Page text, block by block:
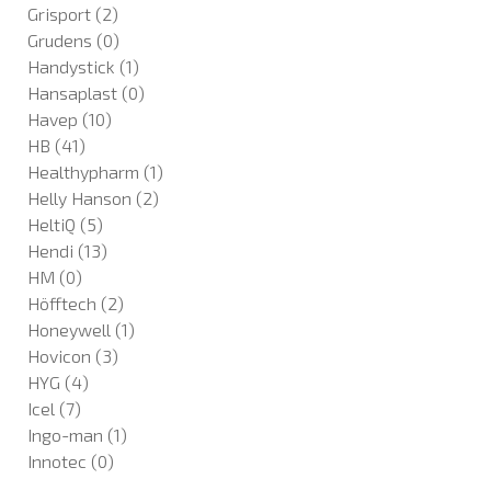
Grisport (2)
Grudens (0)
Handystick (1)
Hansaplast (0)
Havep (10)
HB (41)
Healthypharm (1)
Helly Hanson (2)
HeltiQ (5)
Hendi (13)
HM (0)
Höfftech (2)
Honeywell (1)
Hovicon (3)
HYG (4)
Icel (7)
Ingo-man (1)
Innotec (0)